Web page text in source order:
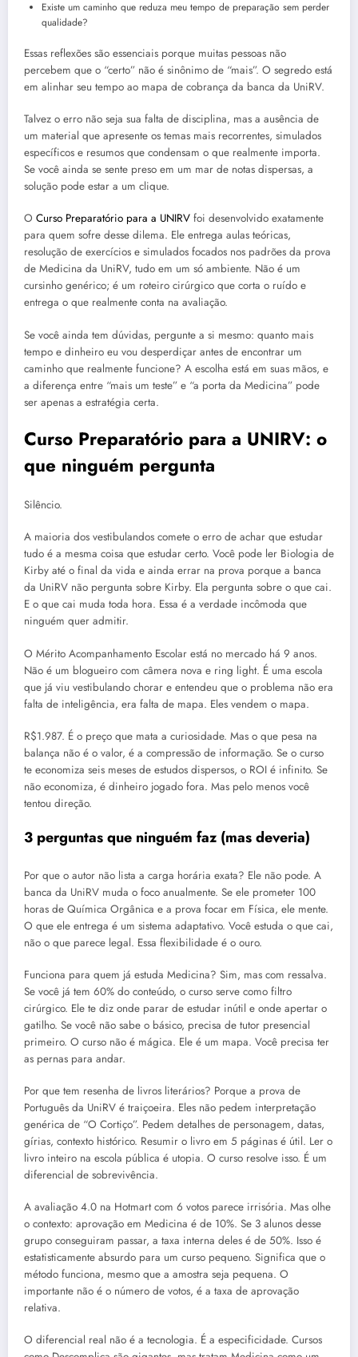
Existe um caminho que reduza meu tempo de preparação sem perder
qualidade?
Essas reflexões são essenciais porque muitas pessoas não
percebem que o “certo” não é sinônimo de “mais”. O segredo está
em alinhar seu tempo ao mapa de cobrança da banca da UniRV.
Talvez o erro não seja sua falta de disciplina, mas a ausência de
um material que apresente os temas mais recorrentes, simulados
específicos e resumos que condensam o que realmente importa.
Se você ainda se sente preso em um mar de notas dispersas, a
solução pode estar a um clique.
O Curso Preparatório para a UNIRV foi desenvolvido exatamente
para quem sofre desse dilema. Ele entrega aulas teóricas,
resolução de exercícios e simulados focados nos padrões da prova
de Medicina da UniRV, tudo em um só ambiente. Não é um
cursinho genérico; é um roteiro cirúrgico que corta o ruído e
entrega o que realmente conta na avaliação.
Se você ainda tem dúvidas, pergunte a si mesmo: quanto mais
tempo e dinheiro eu vou desperdiçar antes de encontrar um
caminho que realmente funcione? A escolha está em suas mãos, e
a diferença entre “mais um teste” e “a porta da Medicina” pode
ser apenas a estratégia certa.
Curso Preparatório para a UNIRV: o
que ninguém pergunta
Silêncio.
A maioria dos vestibulandos comete o erro de achar que estudar
tudo é a mesma coisa que estudar certo. Você pode ler Biologia de
Kirby até o final da vida e ainda errar na prova porque a banca
da UniRV não pergunta sobre Kirby. Ela pergunta sobre o que cai.
E o que cai muda toda hora. Essa é a verdade incômoda que
ninguém quer admitir.
O Mérito Acompanhamento Escolar está no mercado há 9 anos.
Não é um blogueiro com câmera nova e ring light. É uma escola
que já viu vestibulando chorar e entendeu que o problema não era
falta de inteligência, era falta de mapa. Eles vendem o mapa.
R$1.987. É o preço que mata a curiosidade. Mas o que pesa na
balança não é o valor, é a compressão de informação. Se o curso
te economiza seis meses de estudos dispersos, o ROI é infinito. Se
não economiza, é dinheiro jogado fora. Mas pelo menos você
tentou direção.
3 perguntas que ninguém faz (mas deveria)
Por que o autor não lista a carga horária exata? Ele não pode. A
banca da UniRV muda o foco anualmente. Se ele prometer 100
horas de Química Orgânica e a prova focar em Física, ele mente.
O que ele entrega é um sistema adaptativo. Você estuda o que cai,
não o que parece legal. Essa flexibilidade é o ouro.
Funciona para quem já estuda Medicina? Sim, mas com ressalva.
Se você já tem 60% do conteúdo, o curso serve como filtro
cirúrgico. Ele te diz onde parar de estudar inútil e onde apertar o
gatilho. Se você não sabe o básico, precisa de tutor presencial
primeiro. O curso não é mágica. Ele é um mapa. Você precisa ter
as pernas para andar.
Por que tem resenha de livros literários? Porque a prova de
Português da UniRV é traiçoeira. Eles não pedem interpretação
genérica de “O Cortiço”. Pedem detalhes de personagem, datas,
gírias, contexto histórico. Resumir o livro em 5 páginas é útil. Ler o
livro inteiro na escola pública é utopia. O curso resolve isso. É um
diferencial de sobrevivência.
A avaliação 4.0 na Hotmart com 6 votos parece irrisória. Mas olhe
o contexto: aprovação em Medicina é de 10%. Se 3 alunos desse
grupo conseguiram passar, a taxa interna deles é de 50%. Isso é
estatisticamente absurdo para um curso pequeno. Significa que o
método funciona, mesmo que a amostra seja pequena. O
importante não é o número de votos, é a taxa de aprovação
relativa.
O diferencial real não é a tecnologia. É a especificidade. Cursos